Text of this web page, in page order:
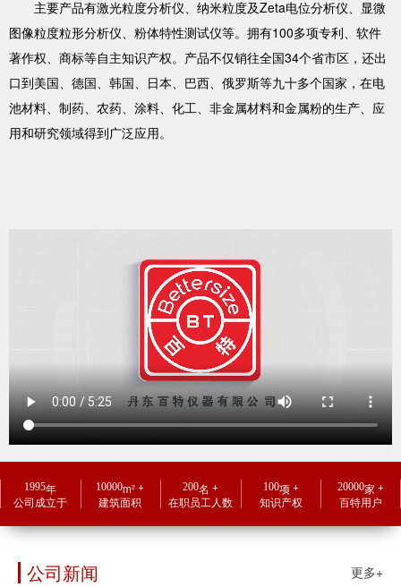
主要产品有激光粒度分析仪、纳米粒度及Zeta电位分析仪、显微
图像粒度粒形分析仪、粉体特性测试仪等。拥有100多项专利、软件
著作权、商标等自主知识产权。产品不仅销往全国34个省市区，还出
口到美国、德国、韩国、日本、巴西、俄罗斯等九十多个国家，在电
池材料、制药、农药、涂料、化工、非金属材料和金属粉的生产、应
用和研究领域得到广泛应用。
1995年
公司成立于
10000m² +
建筑面积
200名 +
在职员工人数
100项 +
知识产权
20000家 +
百特用户
公司新闻 更多+